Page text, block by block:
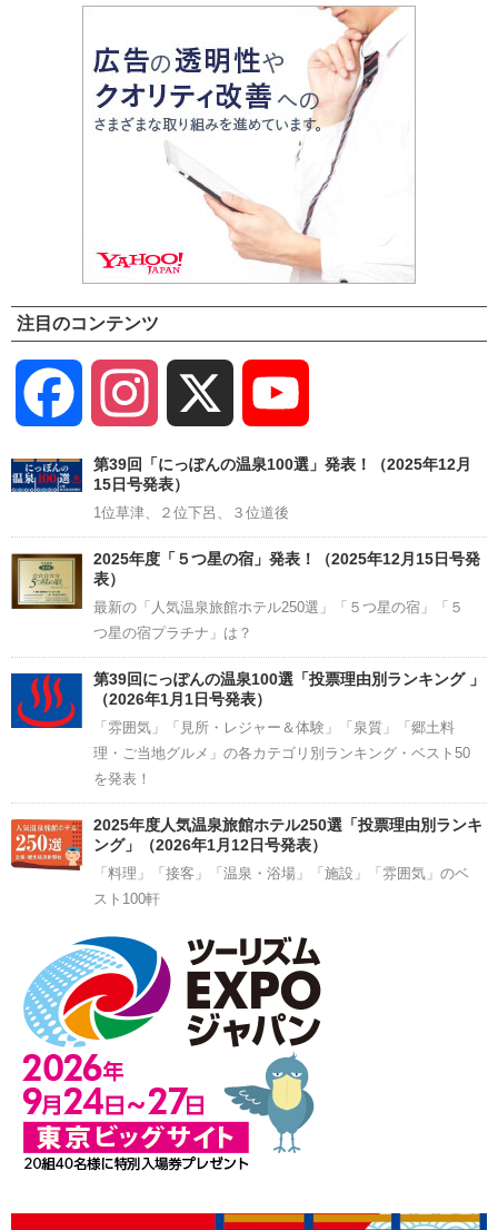
注目のコンテンツ
Facebook Instagram
Channel
第39回「にっぽんの温泉100選」発表！（2025年12月
15日号発表）
1位草津、２位下呂、３位道後
2025年度「５つ星の宿」発表！（2025年12月15日号発
表）
最新の「人気温泉旅館ホテル250選」「５つ星の宿」「５
つ星の宿プラチナ」は？
第39回にっぽんの温泉100選「投票理由別ランキング 」
（2026年1月1日号発表）
「雰囲気」「見所・レジャー＆体験」「泉質」「郷土料
理・ご当地グルメ」の各カテゴリ別ランキング・ベスト50
を発表！
2025年度人気温泉旅館ホテル250選「投票理由別ランキ
ング」（2026年1月12日号発表）
「料理」「接客」「温泉・浴場」「施設」「雰囲気」のベ
スト100軒